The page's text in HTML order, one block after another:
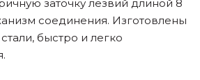
заточку лезвий длиной 8
соединения. Изготовлены
быстро и легко